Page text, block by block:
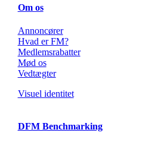
Om os
Annoncører
Hvad er FM?
Medlemsrabatter
Mød os
Vedtægter
Visuel identitet
DFM Benchmarking